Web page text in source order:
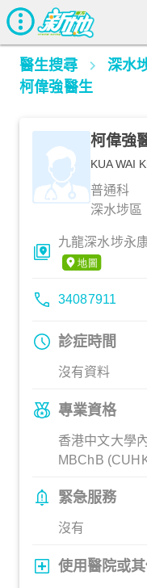
醫生搜尋 深水
柯偉強醫生
柯偉強
KUA WAI
普通科
深水埗區
九龍深水埗永
34087911
診症時間
沒有資料
專業資格
香港中文大學
MBChB
緊急服務
沒有
使用醫院或